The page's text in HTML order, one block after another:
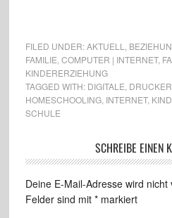
FILED UNDER:AKTUELL
FAMILIE COMPUTER | INTERNET,
KINDERERZIEHUNG
TAGGED WITH: DIGITALE DRUCKER
HOMESCHOOLING, INTERNET,
SCHULE
SCHREIBE EINEN
Deine E-Mail-Adresse wird nicht
Felder sind mit *markiert